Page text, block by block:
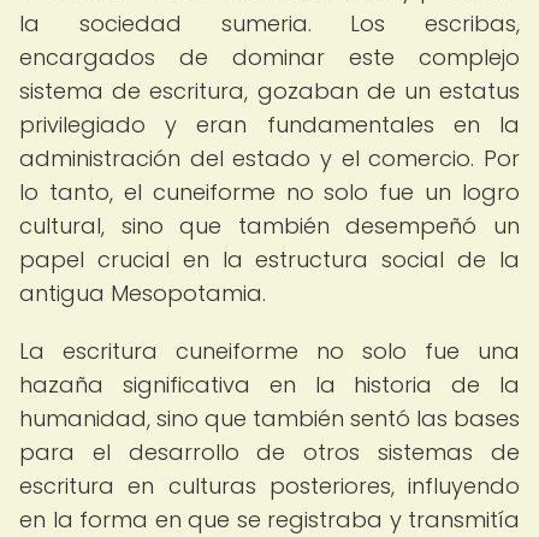
la sociedad sumeria. Los escribas,
encargados de dominar este complejo
sistema de escritura, gozaban de un estatus
privilegiado y eran fundamentales en la
administración del estado y el comercio. Por
lo tanto, el cuneiforme no solo fue un logro
cultural, sino que también desempeñó un
papel crucial en la estructura social de la
antigua Mesopotamia.
La escritura cuneiforme no solo fue una
hazaña significativa en la historia de la
humanidad, sino que también sentó las bases
para el desarrollo de otros sistemas de
escritura en culturas posteriores, influyendo
en la forma en que se registraba y transmitía